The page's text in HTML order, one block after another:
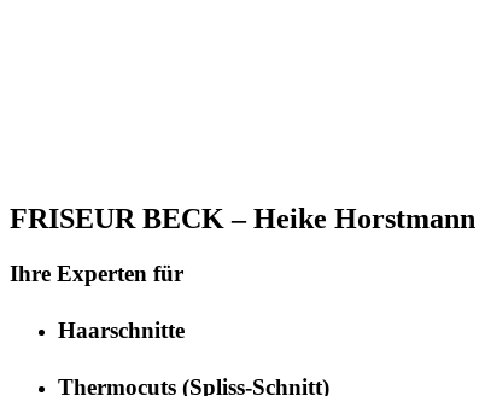
FRISEUR BECK – Heike Horstmann
Ihre Experten für
Haarschnitte
Thermocuts (Spliss-Schnitt)